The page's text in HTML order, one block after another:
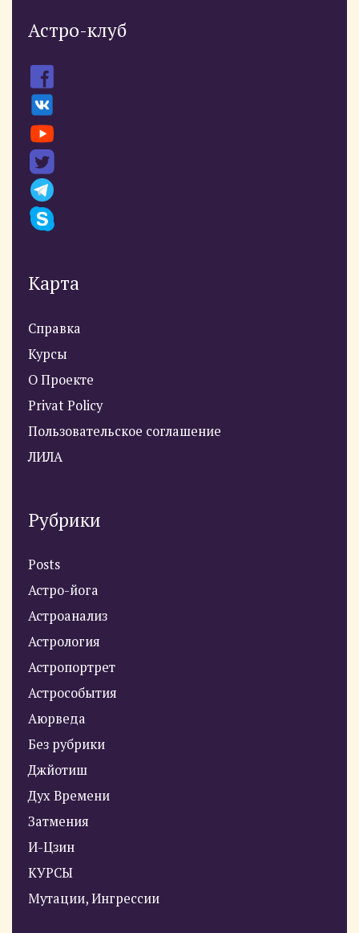
Астро-клуб
Карта
Справка
Курсы
О Проекте
Privat Policy
Пользовательское соглашение
ЛИЛА
Рубрики
Posts
Астро-йога
Астроанализ
Астрология
Астропортрет
Астрособытия
Аюрведа
Без рубрики
Джйотиш
Дух Времени
Затмения
И-Цзин
КУРСЫ
Мутации, Ингрессии